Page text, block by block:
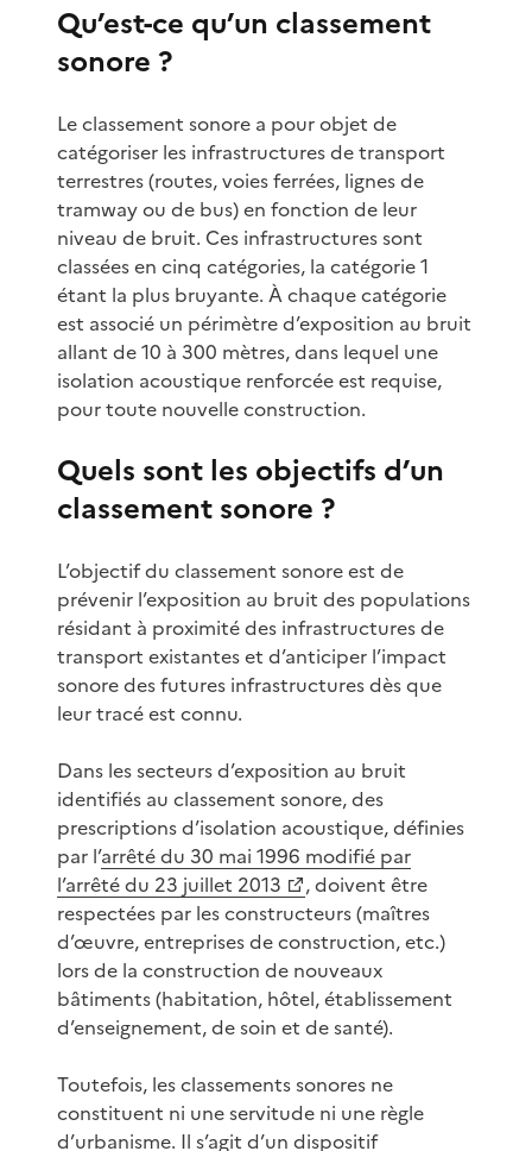
Qu’est-ce qu’un classement
sonore ?
Le classement sonore a pour objet de
catégoriser les infrastructures de transport
terrestres (routes, voies ferrées, lignes de
tramway ou de bus) en fonction de leur
niveau de bruit. Ces infrastructures sont
classées en cinq catégories, la catégorie 1
étant la plus bruyante. À chaque catégorie
est associé un périmètre d’exposition au bruit
allant de 10 à 300 mètres, dans lequel une
isolation acoustique renforcée est requise,
pour toute nouvelle construction.
Quels sont les objectifs d’un
classement sonore ?
L’objectif du classement sonore est de
prévenir l’exposition au bruit des populations
résidant à proximité des infrastructures de
transport existantes et d’anticiper l’impact
sonore des futures infrastructures dès que
leur tracé est connu.
Dans les secteurs d’exposition au bruit
identifiés au classement sonore, des
prescriptions d’isolation acoustique, définies
par l’arrêté du 30 mai 1996 modifié par
l’arrêté du 23 juillet 2013
, doivent être
respectées par les constructeurs (maîtres
d’œuvre, entreprises de construction, etc.)
lors de la construction de nouveaux
bâtiments (habitation, hôtel, établissement
d’enseignement, de soin et de santé).
Toutefois, les classements sonores ne
constituent ni une servitude ni une règle
d’urbanisme. Il s’agit d’un dispositif